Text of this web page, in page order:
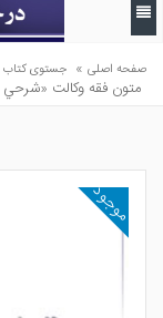
صفحه اصلی » جستوی کتاب
متون فقه وكالت «شرحي
موجود